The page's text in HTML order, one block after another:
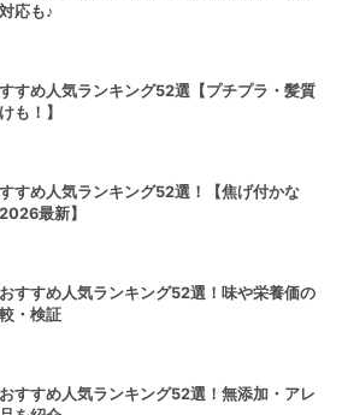
応も♪
すめ人気ランキング52選【プチプラ・髪質
も！】
すめ人気ランキング52選！【焦げ付かな
最新】
すすめ人気ランキング52選！味や栄養価の
・検証
すすめ人気ランキング52選！無添加・アレ